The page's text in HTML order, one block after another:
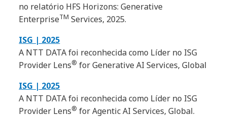
no relatório HFS Horizons: Generative
EnterpriseTM Services, 2025.
ISG | 2025
A NTT DATA foi reconhecida como Líder no ISG
Provider Lens® for Generative AI Services, Global
ISG | 2025
A NTT DATA foi reconhecida como Líder no ISG
Provider Lens® for Agentic AI Services, Global.